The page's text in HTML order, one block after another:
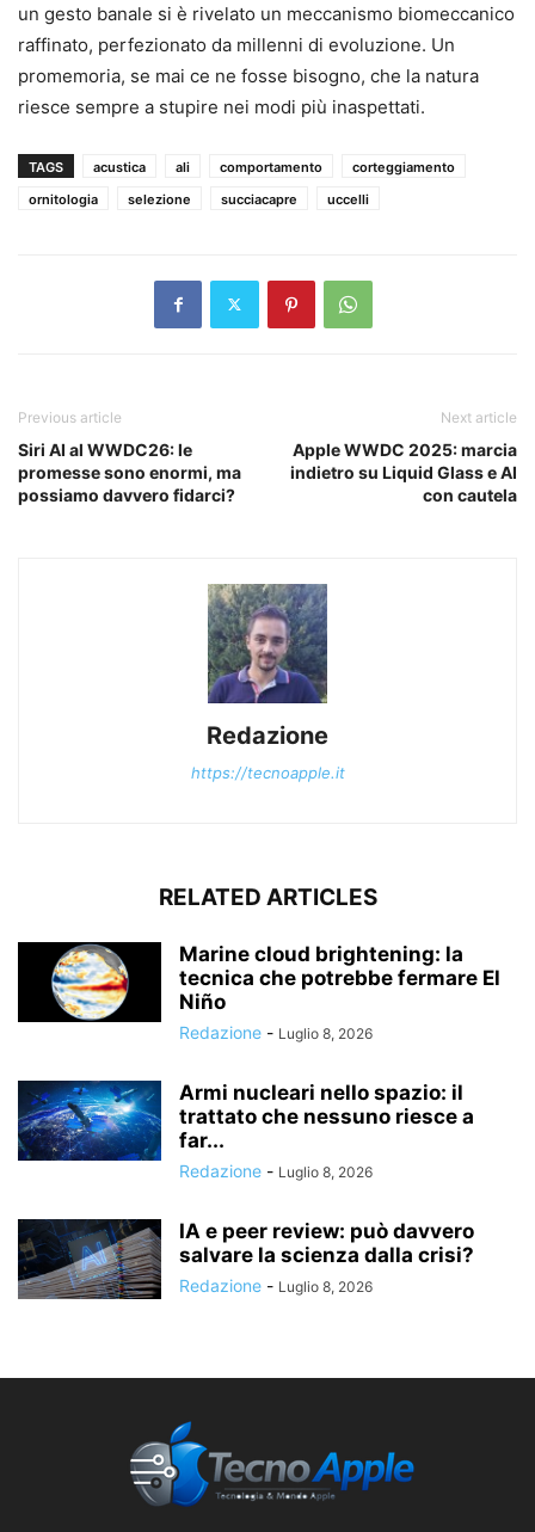
un gesto banale si è rivelato un meccanismo biomeccanico
raffinato, perfezionato da millenni di evoluzione. Un
promemoria, se mai ce ne fosse bisogno, che la natura
riesce sempre a stupire nei modi più inaspettati.
TAGS acustica ali comportamento
corteggiamento
ornitologia
selezione succiacapre uccelli
Previous article
Siri AI al WWDC26: le
promesse sono enormi, ma
possiamo davvero fidarci?
Next article
Apple WWDC 2025: marcia
indietro su Liquid Glass e AI
con cautela
Redazione
https://tecnoapple.it
RELATED ARTICLES
Marine cloud brightening: la
tecnica che potrebbe fermare El
Niño
Redazione - Luglio 8, 2026
Armi nucleari nello spazio: il
trattato che nessuno riesce a
far...
Redazione - Luglio 8, 2026
IA e peer review: può davvero
salvare la scienza dalla crisi?
Redazione - Luglio 8, 2026